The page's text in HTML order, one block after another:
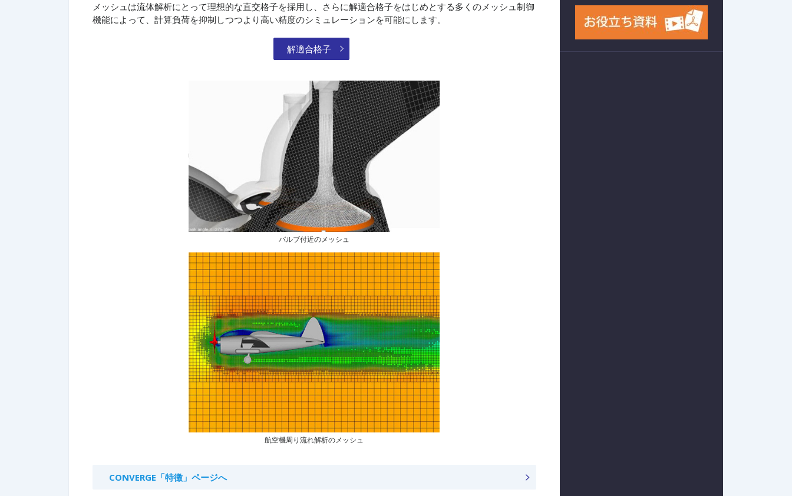
メッシュは流体解析にとって理想的な直交格子を採用し、さらに解適合格子をはじめとする多くのメッシュ制御
機能によって、計算負荷を抑制しつつより高い精度のシミュレーションを可能にします。
解適合格子
バルブ付近のメッシュ
航空機周り流れ解析のメッシュ
CONVERGE「特徴」ページへ